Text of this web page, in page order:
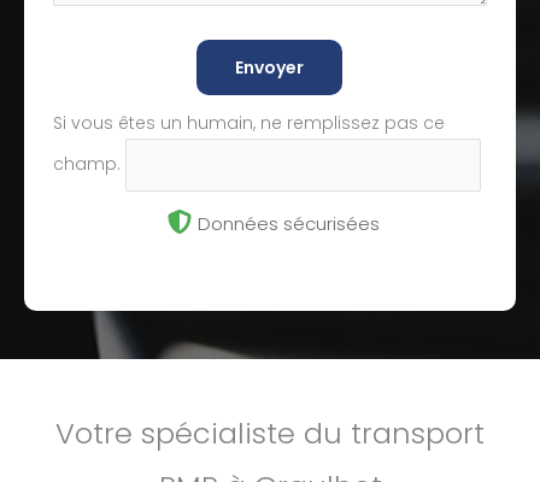
Envoyer
Si vous êtes un humain, ne remplissez pas ce
champ.
Données sécurisées
Votre spécialiste du transport